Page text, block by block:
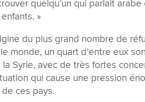
quelqu’un qui parlait
»
du plus grand nombre de
monde, un quart d’entre eux
Syrie, avec de très fortes
qui cause une pression
ces pays.